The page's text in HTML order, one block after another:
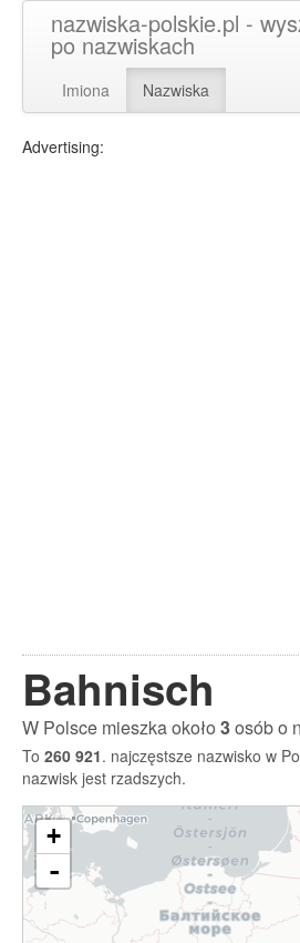
nazwiska-polskie.pl -
po nazwiskach
Imiona Nazwiska
Advertising:
Bahnisch
W Polsce mieszka około3osób o
To 260 921. najczęstsze nazwisko w
nazwisk jest rzadszych.
+
-